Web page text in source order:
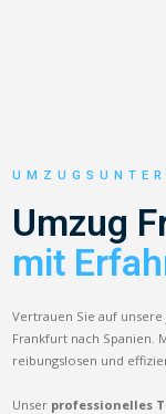
Umzug
mit
Vertrauen Sie auf unsere
Frankfurt nach Spanien.
reibungslosen und
Unser professionelles